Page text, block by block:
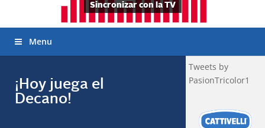
Sincronizar con la TV
Menu
¡Hoy juega el
Decano!
Tweets by
PasionTricolor1